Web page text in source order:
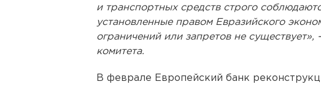
и транспортных средств строго
установленные правом Евразийского
ограничений или запретов не существует»,
комитета.
В феврале Европейский банк